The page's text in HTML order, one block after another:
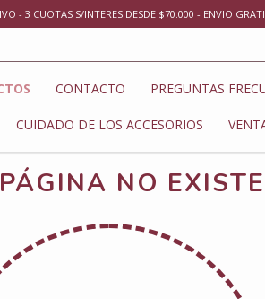
- 3 CUOTAS S/INTERES DESDE $70.000 - ENVIO
CONTACTO PREGUNTAS
CUIDADO DE LOS ACCESORIOS
NO EXISTE